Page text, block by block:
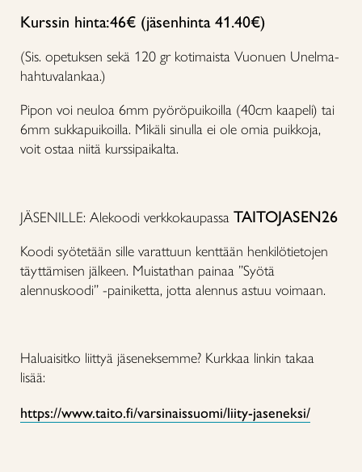
Kurssin hinta:46€ (jäsenhinta 41.40€)
(Sis. opetuksen sekä 120 gr kotimaista Vuonuen Unelma-
hahtuvalankaa.)
Pipon voi neuloa 6mm pyöröpuikoilla (40cm kaapeli) tai
6mm sukkapuikoilla. Mikäli sinulla ei ole omia puikkoja,
voit ostaa niitä kurssipaikalta.
JÄSENILLE: Alekoodi verkkokaupassa TAITOJASEN26
Koodi syötetään sille varattuun kenttään henkilötietojen
täyttämisen jälkeen. Muistathan painaa ”Syötä
alennuskoodi” -painiketta, jotta alennus astuu voimaan.
Haluaisitko liittyä jäseneksemme? Kurkkaa linkin takaa
lisää:
https://www.taito.fi/varsinaissuomi/liity-jaseneksi/